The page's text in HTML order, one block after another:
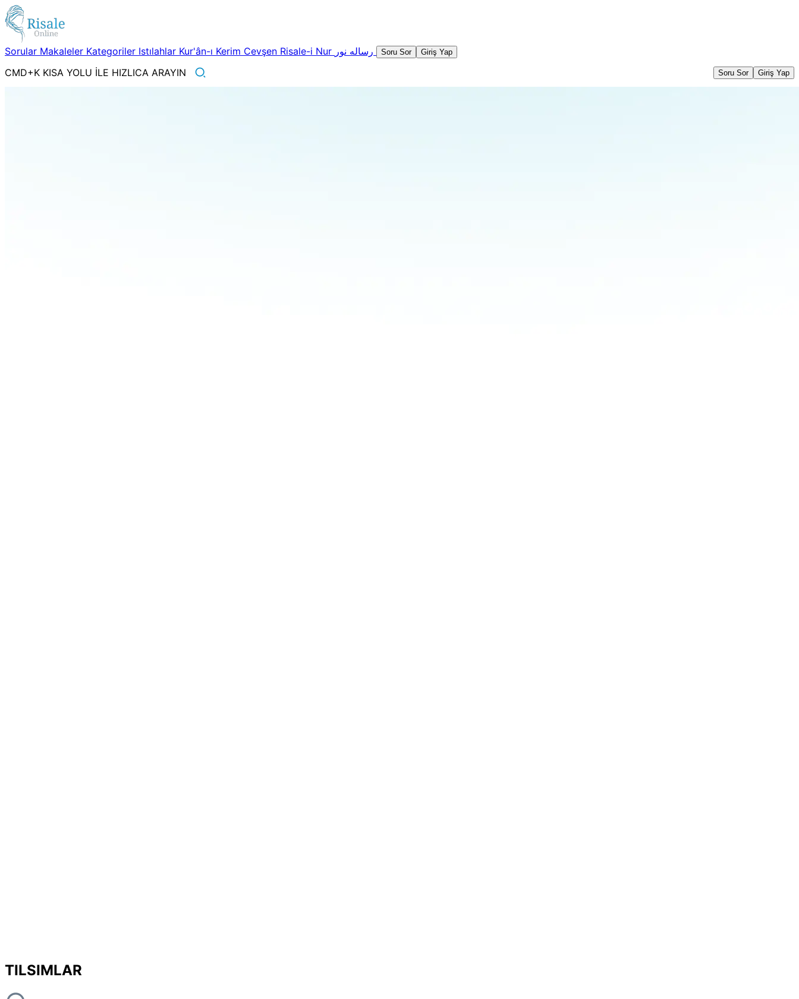
Sorular Makaleler Kategoriler Istılahlar Kur'ân-ı Kerim Cevşen Risale-i Nur Soru Sor Giriş Yap
CMD+K KISA YOLU İLE HIZLICA ARAYIN Soru Sor Giriş Yap
TILSIMLAR